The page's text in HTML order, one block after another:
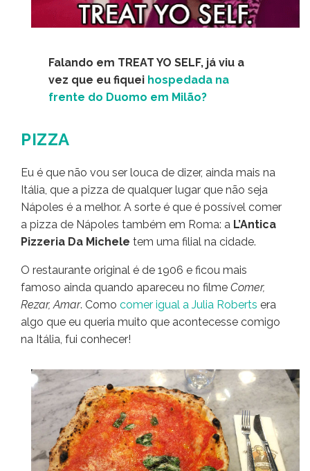
Falando em TREAT YO SELF, já viu a
vez que eu fiquei hospedada na
frente do Duomo em Milão?
PIZZA
Eu é que não vou ser louca de dizer, ainda mais na
Itália, que a pizza de qualquer lugar que não seja
Nápoles é a melhor. A sorte é que é possível comer
a pizza de Nápoles também em Roma: a L’Antica
Pizzeria Da Michele tem uma filial na cidade.
O restaurante original é de 1906 e ficou mais
famoso ainda quando apareceu no filme Comer,
Rezar, Amar. Como comer igual a Julia Roberts era
algo que eu queria muito que acontecesse comigo
na Itália, fui conhecer!